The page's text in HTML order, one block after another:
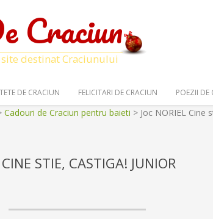
Craciun
destinat Craciunului
DE CRACIUN FELICITARI DE CRACIUN POEZII DE
Cadouri de Craciun pentru baieti > Joc NORIEL Cine
STIE, CASTIGA! JUNIOR